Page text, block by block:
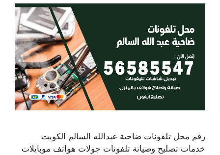
رقم محل تلفونات ضاحية عبدالله السالم الكويت
خدمات تصليح وصيانة تلفونات جولات هواتف موبايلات